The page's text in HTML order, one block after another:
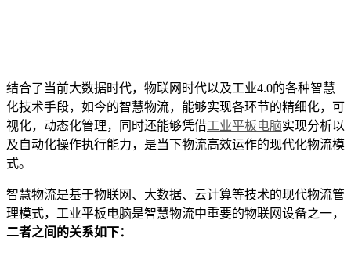
结合了当前大数据时代，物联网时代以及工业4.0的各种智慧
化技术手段，如今的智慧物流，能够实现各环节的精细化，可
视化，动态化管理，同时还能够凭借工业平板电脑实现分析以
及自动化操作执行能力，是当下物流高效运作的现代化物流模
式。
智慧物流是基于物联网、大数据、云计算等技术的现代物流管
理模式，工业平板电脑是智慧物流中重要的物联网设备之一，
二者之间的关系如下：